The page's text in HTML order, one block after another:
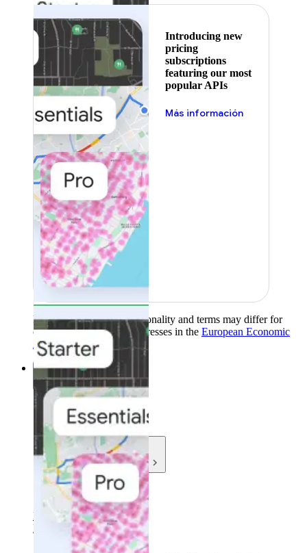
Introducing new
pricing
subscriptions
featuring our most
popular APIs
Más información
Product availability, functionality and terms may differ for
customers with billing addresses in the European Economic
Area (EEA).Learn more
Soluciones
Soluciones
Casos de uso
Sectores
Encuentra tu solución
Encuentra tu solución